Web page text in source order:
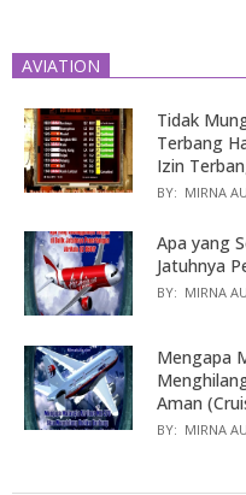
AVIATION
Tidak
Terbang
Izin
BY: MIRNA
Apa yang
Jatuhnya
BY: MIRNA
Mengapa
Aman
BY: MIRNA